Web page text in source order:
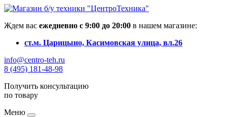
Ждем вас ежедневно с 9:00 до 20:00 в нашем магазине:
ст.м. Царицыно, Касимовская улица, вл.26
info@centro-teh.ru
8 (495) 181-48-98
Получить консультацию
по товару
Меню